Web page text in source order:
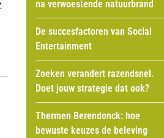
na verwoestende natuurbrand
De succesfactoren van Social
Entertainment
Zoeken verandert razendsnel.
Doet jouw strategie dat ook?
Thermen Berendonck: hoe
bewuste keuzes de beleving